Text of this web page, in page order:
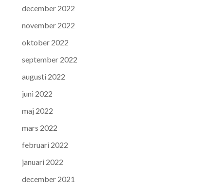
december 2022
november 2022
oktober 2022
september 2022
augusti 2022
juni 2022
maj 2022
mars 2022
februari 2022
januari 2022
december 2021